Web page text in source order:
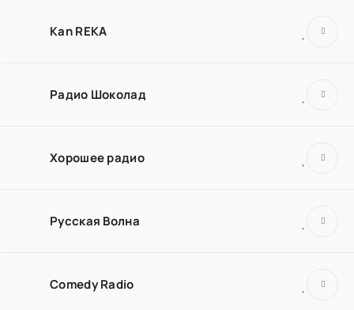
Kan REKA
Радио Шоколад
Хорошее радио
Русская Волна
Comedy Radio